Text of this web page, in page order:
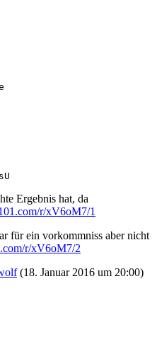
Ergebnis hat, da
r/xV6oM7/1
für ein vorkommniss aber nicht
r/xV6oM7/2
(18. Januar 2016 um 20:00)